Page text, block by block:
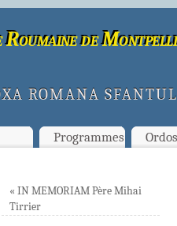
Roumaine de
ROMANA
Programmes Ordos
« IN MEMORIAM Père Mihai
Tirrier